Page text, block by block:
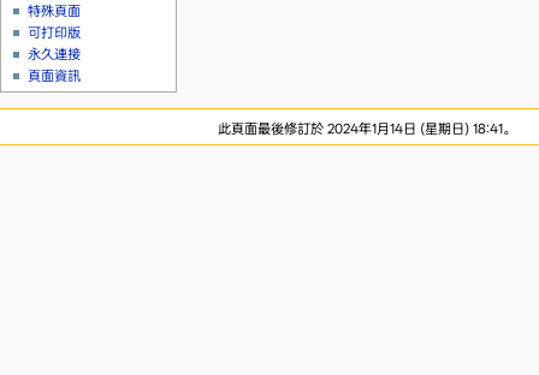
特殊頁面
可打印版
永久連接
頁面資訊
此頁面最後修訂於 2024年1月14日 (星期日) 18:41。